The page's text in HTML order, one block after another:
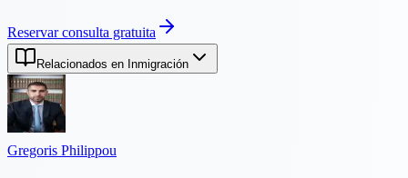
Reservar consulta gratuita
Relacionados en Inmigración
Gregoris Philippou